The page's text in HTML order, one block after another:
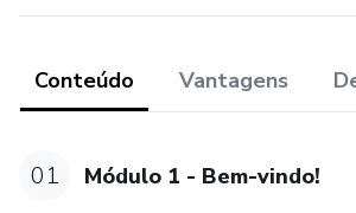
tenha dúvidas que fortalecerão ainda
Conteúdo Vantagens
01 Módulo 1 - Bem-vindo!